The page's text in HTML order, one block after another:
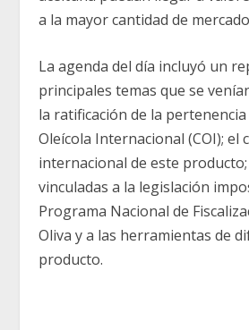
a la mayor cantidad de
La agenda del día incluyó un
principales temas que se
la ratificación de la
Oleícola Internacional (COI); el
internacional de este
vinculadas a la legislación
Programa Nacional de
Oliva y a las herramientas de
producto.